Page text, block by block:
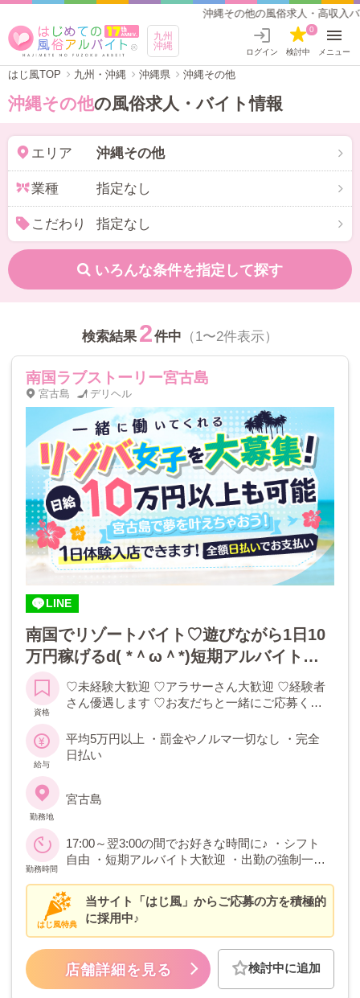
沖縄その他の風俗求人・高収入バイ
九州
沖縄
ログイン 検討中
0
メニュー
はじ風TOP 九州・沖縄 沖縄県 沖縄その他
沖縄その他の風俗求人・バイト情報
エリア 沖縄その他
業種 指定なし
こだわり 指定なし
いろんな条件を指定して探す
検索結果 2件中 （1〜2件表示）
南国ラブストーリー宮古島
宮古島 デリヘル
LINE
南国でリゾートバイト♡遊びながら1日10
万円稼げるd( *＾ω＾*)短期アルバイト・
出稼ぎさん大歓迎♡即日入居可能なキレイ
な寮あります♡宮古島で思い出いっぱい作
ろう♡
資格
♡未経験大歓迎 ♡アラサーさん大歓迎 ♡経験者
さん優遇します ♡お友だちと一緒にご応募くだ
募はご遠慮いただいております。
給与
平均5万円以上 ・罰金やノルマ一切なし ・完全
日払い
勤務地
宮古島
勤務時間
17:00～翌3:00の間でお好きな時間に♪ ・シフト
自由 ・短期アルバイト大歓迎 ・出勤の強制一切
はじ風特典
当サイト「はじ風」からご応募の方を積極的
に採用中♪
店舗詳細を見る 検討中に追加